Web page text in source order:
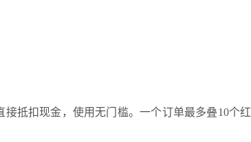
抵扣现金，使用无门槛。一个订单最多叠10个红